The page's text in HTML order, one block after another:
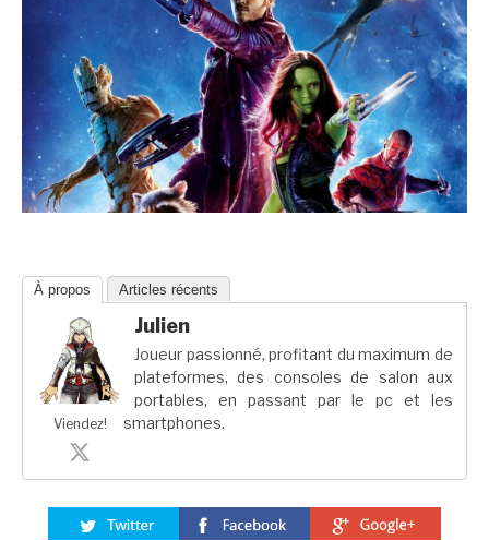
À propos Articles récents
Viendez!
Julien
Joueur passionné, profitant du maximum de
plateformes, des consoles de salon aux
portables, en passant par le pc et les
smartphones.